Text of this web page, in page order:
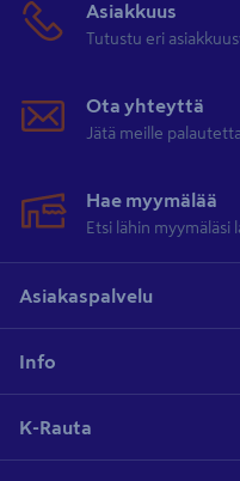
Asiakkuus
Tutustu eri
Ota yhteyttä
Jätä meille
Hae myymälää
Etsi lähin
Asiakaspalvelu
Info
K-Rauta